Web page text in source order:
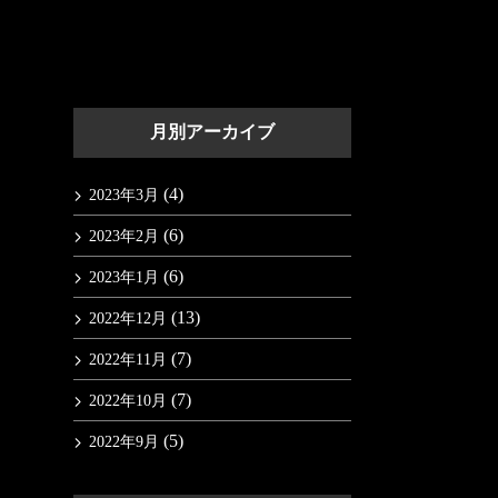
月別アーカイブ
2023年3月 (4)
2023年2月 (6)
2023年1月 (6)
2022年12月 (13)
2022年11月 (7)
2022年10月 (7)
2022年9月 (5)